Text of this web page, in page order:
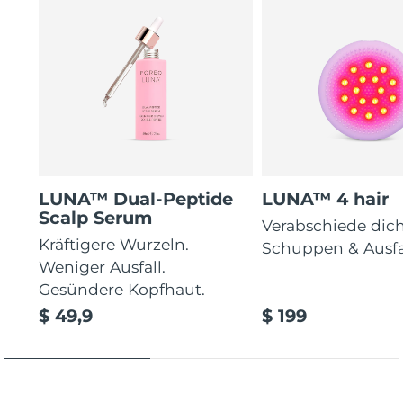
LUNA™ Dual-Peptide
Scalp Serum
Kräftigere Wurzeln.
Weniger Ausfall.
Gesündere Kopfhaut.
$ 49,9
LUNA™ 4 hair
Verabschiede
Schuppen &
$ 199